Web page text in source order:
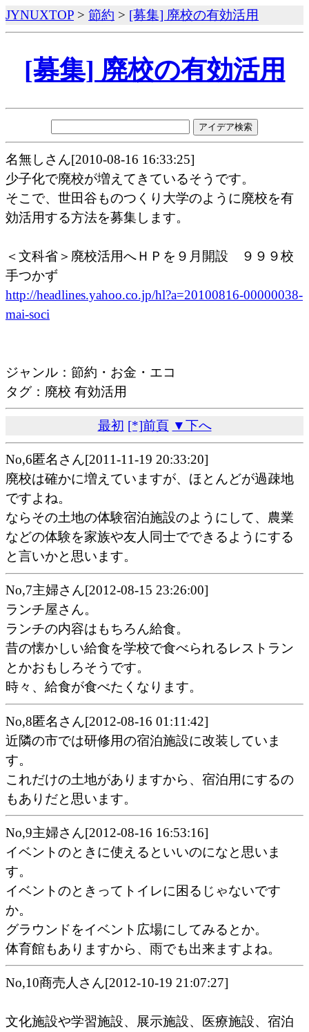
JYNUXTOP > 節約 > [募集] 廃校の有効活用
[募集] 廃校の有効活用
名無しさん[2010-08-16 16:33:25]
少子化で廃校が増えてきているそうです。
そこで、世田谷ものつくり大学のように廃校を有
効活用する方法を募集します。
＜文科省＞廃校活用へＨＰを９月開設 ９９９校
手つかず
http://headlines.yahoo.co.jp/hl?a=20100816-00000038-
mai-soci
ジャンル：節約・お金・エコ
タグ：廃校 有効活用
最初 [*]前頁 ▼下へ
No,6匿名さん[2011-11-19 20:33:20]
廃校は確かに増えていますが、ほとんどが過疎地
ですよね。
ならその土地の体験宿泊施設のようにして、農業
などの体験を家族や友人同士でできるようにする
と言いかと思います。
No,7主婦さん[2012-08-15 23:26:00]
ランチ屋さん。
ランチの内容はもちろん給食。
昔の懐かしい給食を学校で食べられるレストラン
とかおもしろそうです。
時々、給食が食べたくなります。
No,8匿名さん[2012-08-16 01:11:42]
近隣の市では研修用の宿泊施設に改装していま
す。
これだけの土地がありますから、宿泊用にするの
もありだと思います。
No,9主婦さん[2012-08-16 16:53:16]
イベントのときに使えるといいのになと思いま
す。
イベントのときってトイレに困るじゃないです
か。
グラウンドをイベント広場にしてみるとか。
体育館もありますから、雨でも出来ますよね。
No,10商売人さん[2012-10-19 21:07:27]
文化施設や学習施設、展示施設、医療施設、宿泊